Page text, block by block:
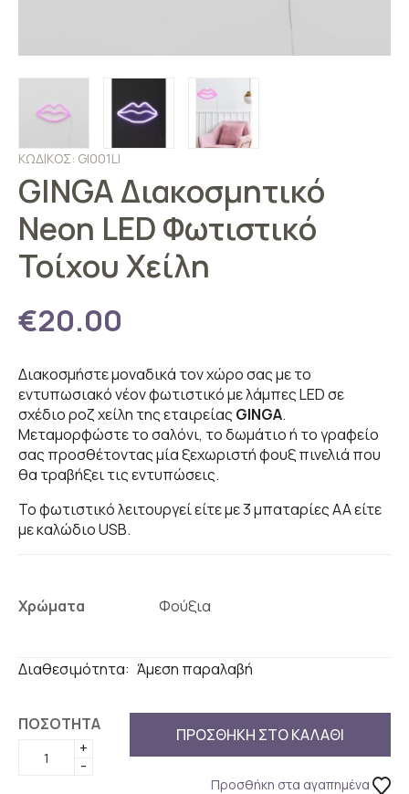
ΚΩΔΙΚΟΣ: GI001LI
GINGA Διακοσμητικό
Neon LED Φωτιστικό
Τοίχου Χείλη
€20.00
Διακοσμήστε μοναδικά τον χώρο σας με το
εντυπωσιακό νέον φωτιστικό με λάμπες LED σε
σχέδιο ροζ χείλη της εταιρείας GINGA.
Μεταμορφώστε το σαλόνι, το δωμάτιο ή το γραφείο
σας προσθέτοντας μία ξεχωριστή φουξ πινελιά που
θα τραβήξει τις εντυπώσεις.
Το φωτιστικό λειτουργεί είτε με 3 μπαταρίες ΑΑ είτε
με καλώδιο USB.
Χρώματα
Διαθεσιμότητα: Άμεση παραλαβή
ΠΟΣΟΤΗΤΑ
+
-
ΠΡΟΣΘΗΚΗ ΣΤΟ ΚΑΛΑΘΙ
Προσθήκη στα αγαπημένα